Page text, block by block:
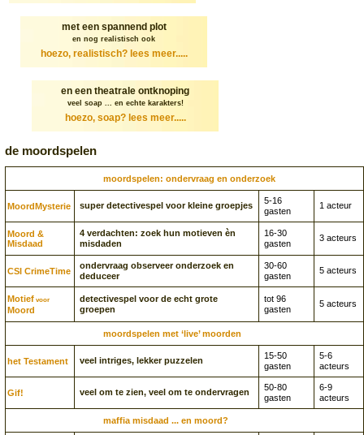
met een spannend plot
en nog realistisch ook
hoezo, realistisch? lees meer.....
en een theatrale ontknoping
veel soap ... en echte karakters!
hoezo, soap? lees meer.....
de moordspelen
moordspelen: ondervraag en onderzoek
Moord­Mysterie super detectivespel voor kleine groepjes
5-16
gasten
1 acteur
Moord &
Misdaad
4 verdachten: zoek hun motieven èn
misdaden
16-30
gasten
3 acteurs
CSI CrimeTime
ondervraag observeer onderzoek en
deduceer
30-60
gasten
5 acteurs
Motief voor
Moord
detectivespel voor de echt grote
groepen
tot 96
gasten
5 acteurs
moordspelen met ‘live’ moorden
het Testament veel intriges, lekker puzzelen
15-50
gasten
5-6
acteurs
Gif! veel om te zien, veel om te ondervragen
50-80
gasten
6-9
acteurs
maffia misdaad ... en moord?